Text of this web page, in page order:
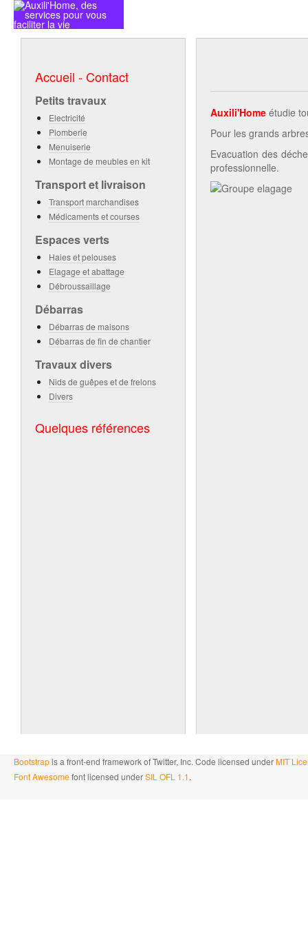
Auxili'Home étudie
Pour les grands
Evacuation des
professionnelle.
Accueil - Contact
Petits travaux
Electricité
Plomberie
Menuiserie
Montage de meubles en kit
Transport et livraison
Transport marchandises
Médicaments et courses
Espaces verts
Haies et pelouses
Elagage et abattage
Débroussaillage
Débarras
Débarras de maisons
Débarras de fin de chantier
Travaux divers
Nids de guêpes et de frelons
Divers
Quelques références
Bootstrapis a front-end framework of Twitter, Inc. Code licensed underMIT
Font Awesomefont licensed underSIL OFL 1.1.